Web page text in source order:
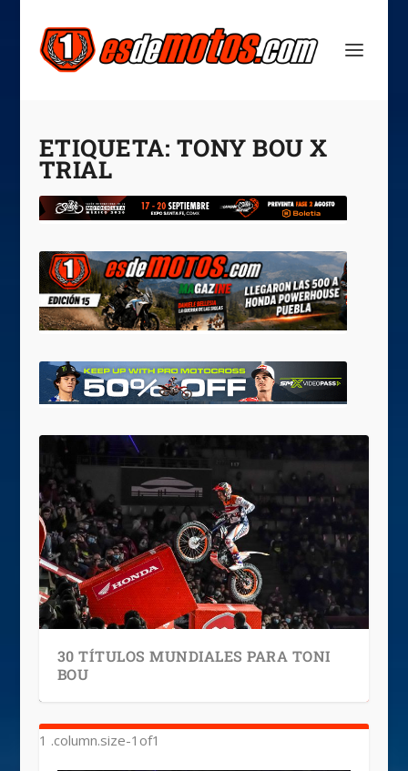
ETIQUETA: TONY BOU X
TRIAL
30 TÍTULOS MUNDIALES PARA TONI
BOU